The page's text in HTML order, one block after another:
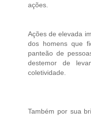
ações.
Ações de elevada
dos homens que
panteão de
destemor de
coletividade.
Também por sua